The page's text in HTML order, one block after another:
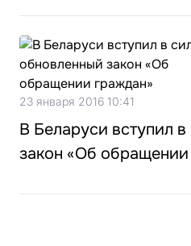
23 января 2016 10:41
В Беларуси вступил
закон «Об